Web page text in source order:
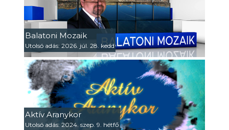
Balatoni Mozaik
Utolsó adás: 2026. júl. 28. kedd
Aktív Aranykor
Utolsó adás: 2024. szep. 9. hétfő